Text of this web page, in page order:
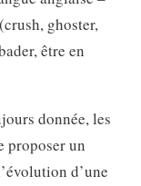
ghoster,
être en
donnée, les
proposer un
d’une